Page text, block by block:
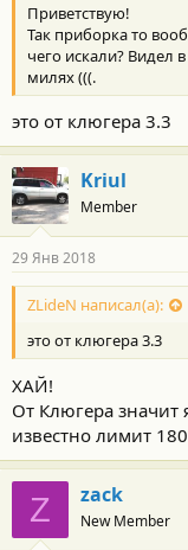
Приветствую!
Так приборка то
чего искали? Видел
милях (((.
это от клюгера 3.3
Kriul
Member
29 Янв 2018
ZLideN написал(а):
это от клюгера 3.3
ХАЙ!
От Клюгера значит
известно лимит
Z zack
New Member